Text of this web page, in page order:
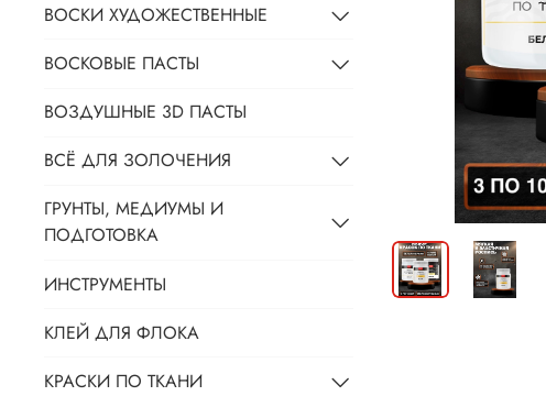
ВОСКИ ХУДОЖЕСТВЕННЫЕ
ВОСКОВЫЕ ПАСТЫ
ВОЗДУШНЫЕ 3D ПАСТЫ
ВСЁ ДЛЯ ЗОЛОЧЕНИЯ
ГРУНТЫ, МЕДИУМЫ И
ПОДГОТОВКА
ИНСТРУМЕНТЫ
КЛЕЙ ДЛЯ ФЛОКА
КРАСКИ ПО ТКАНИ